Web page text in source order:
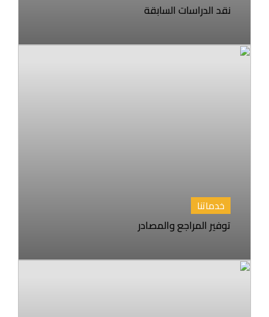
نقد الدراسات السابقة
خدماتنا
توفير المراجع والمصادر